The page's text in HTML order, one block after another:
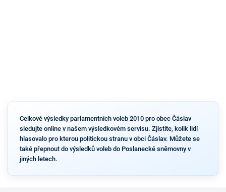
Celkové výsledky parlamentních voleb 2010 pro obec Čáslav
sledujte online v našem výsledkovém servisu. Zjistíte, kolik lidí
hlasovalo pro kterou politickou stranu v obci Čáslav. Můžete se
také přepnout do výsledků voleb do Poslanecké sněmovny v
jiných letech.